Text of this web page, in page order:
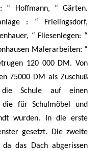
“ Hoffmann, “ Gärten.
: “ Frielingsdorf,
“ Fliesenlegen: “
Malerarbeiten: “
120 000 DM. Von
75000 DM als Zuschuß
die Schule auf einen
für Schulmöbel und
wurden. In die erste
gesetzt. Die zweite
das Dach abgerissen